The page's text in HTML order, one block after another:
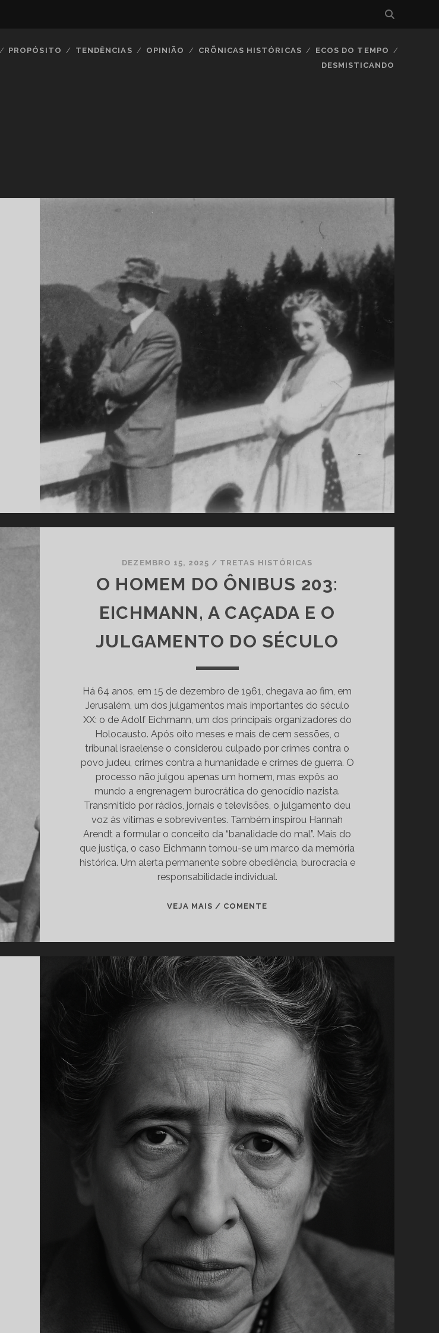
PROPÓSITO TENDÊNCIAS OPINIÃO CRÕNICAS HISTÓRICAS
ECOS DO TEMPO
DESMISTICANDO
DEZEMBRO 15, 2025 / TRETAS HISTÓRICAS
O HOMEM DO ÔNIBUS 203:
EICHMANN, A CAÇADA E O
JULGAMENTO DO SÉCULO
Há 64 anos, em 15 de dezembro de 1961, chegava ao fim, em
Jerusalém, um dos julgamentos mais importantes do século
XX: o de Adolf Eichmann, um dos principais organizadores do
Holocausto. Após oito meses e mais de cem sessões, o
tribunal israelense o considerou culpado por crimes contra o
povo judeu, crimes contra a humanidade e crimes de guerra. O
processo não julgou apenas um homem, mas expôs ao
mundo a engrenagem burocrática do genocídio nazista.
Transmitido por rádios, jornais e televisões, o julgamento deu
voz às vítimas e sobreviventes. Também inspirou Hannah
Arendt a formular o conceito da “banalidade do mal”. Mais do
que justiça, o caso Eichmann tornou-se um marco da memória
histórica. Um alerta permanente sobre obediência, burocracia e
responsabilidade individual.
VEJA MAIS / COMENTE
203:
EICHMANN,
A
CAÇADA
E
O
JULGAMENTO
DO
SÉCULO